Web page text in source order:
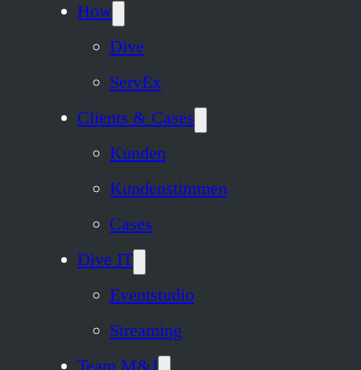
How
Dive
ServEx
Clients & Cases
Kunden
Kundenstimmen
Cases
Dive IT
Eventstudio
Streaming
Team M&J